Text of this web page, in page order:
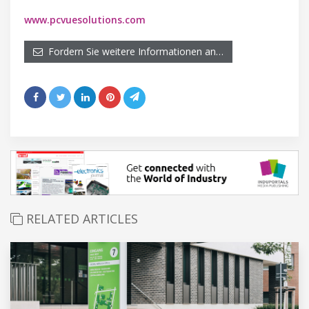
www.pcvuesolutions.com
Fordern Sie weitere Informationen an…
RELATED ARTICLES